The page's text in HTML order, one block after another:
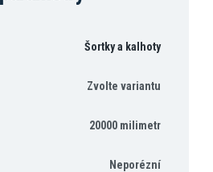
Šortky a kalhoty
Zvolte variantu
20000 milimetr
Neporézní